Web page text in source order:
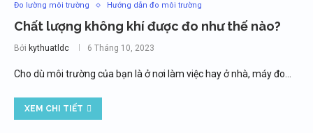
Đo lường môi trường Hướng dẫn đo môi trường
Chất lượng không khí được đo như thế nào?
Bởi kythuatldc 6 Tháng 10, 2023
Cho dù môi trường của bạn là ở nơi làm việc hay ở nhà, máy đo…
XEM CHI TIẾT